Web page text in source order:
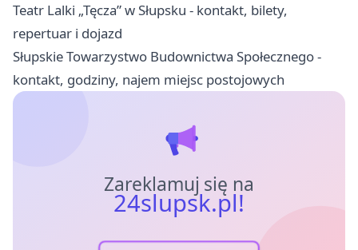
Teatr Lalki „Tęcza” w Słupsku - kontakt, bilety,
repertuar i dojazd
Słupskie Towarzystwo Budownictwa Społecznego -
kontakt, godziny, najem miejsc postojowych
Zareklamuj się na
24slupsk.pl!